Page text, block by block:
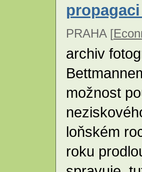
PRAHA [
archiv
možnost
loňském
roku